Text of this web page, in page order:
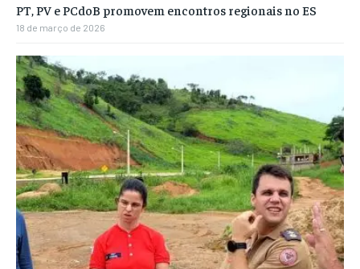
PT, PV e PCdoB promovem encontros regionais no ES
18 de março de 2026